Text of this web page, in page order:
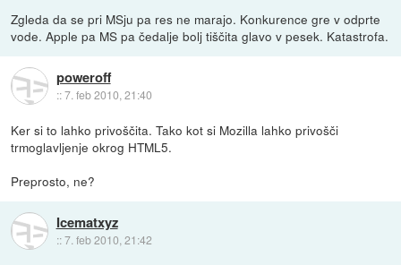
Zgleda da se pri MSju pa res ne marajo. Konkurence gre v odprte
vode. Apple pa MS pa čedalje bolj tiščita glavo v pesek. Katastrofa.
poweroff
::7. feb 2010, 21:40
Ker si to lahko privoščita. Tako kot si Mozilla lahko privošči
trmoglavljenje okrog HTML5.
Preprosto, ne?
Icematxyz
::7. feb 2010, 21:42